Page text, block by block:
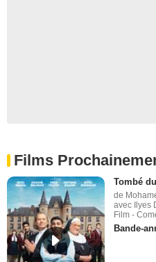
Films
Tombé
de
avec Ilyes
Film -
Bande-